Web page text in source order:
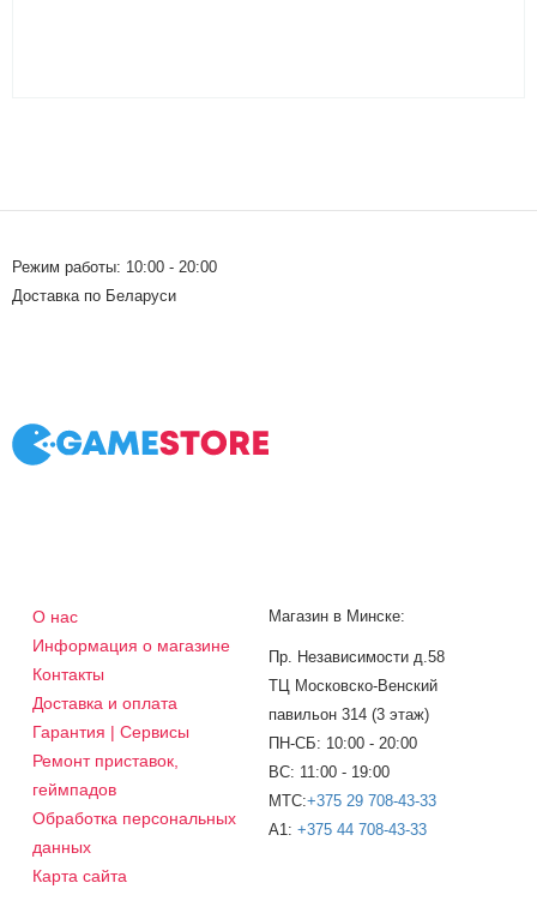
Режим работы: 10:00 - 20:00
Доставка по Беларуси
О нас
Информация о магазине
Контакты
Доставка и оплата
Гарантия | Сервисы
Ремонт приставок,
геймпадов
Обработка персональных
данных
Карта сайта
Магазин в Минске:
Пр. Независимости д.58
ТЦ Московско-Венский
павильон 314 (3 этаж)
ПН-СБ: 10:00 - 20:00
ВС: 11:00 - 19:00
МТС:+375 29 708-43-33
A1: +375 44 708-43-33